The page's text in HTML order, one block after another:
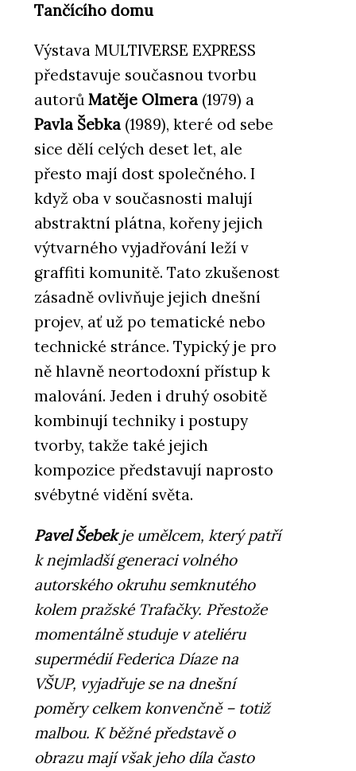
Tančícího domu
Výstava MULTIVERSE EXPRESS
představuje současnou tvorbu
autorů Matěje Olmera (1979) a
Pavla Šebka (1989), které od sebe
sice dělí celých deset let, ale
přesto mají dost společného. I
když oba v současnosti malují
abstraktní plátna, kořeny jejich
výtvarného vyjadřování leží v
graffiti komunitě. Tato zkušenost
zásadně ovlivňuje jejich dnešní
projev, ať už po tematické nebo
technické stránce. Typický je pro
ně hlavně neortodoxní přístup k
malování. Jeden i druhý osobitě
kombinují techniky i postupy
tvorby, takže také jejich
kompozice představují naprosto
svébytné vidění světa.
Pavel Šebekje umělcem, který patří
k nejmladší generaci volného
autorského okruhu semknutého
kolem pražské Trafačky. Přestože
momentálně studuje v ateliéru
supermédií Federica Díaze na
VŠUP, vyjadřuje se na dnešní
poměry celkem konvenčně – totiž
malbou. K běžné představě o
obrazu mají však jeho díla často